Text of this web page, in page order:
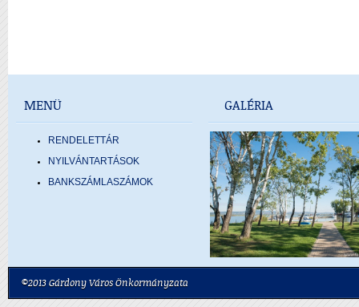
MENÜ
RENDELETTÁR
NYILVÁNTARTÁSOK
BANKSZÁMLASZÁMOK
GALÉRIA
©2013 Gárdony Város Önkormányzata